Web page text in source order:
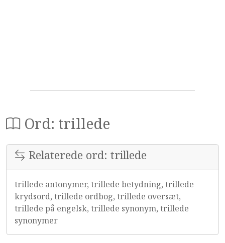
Ord: trillede
Relaterede ord: trillede
trillede antonymer, trillede betydning, trillede
krydsord, trillede ordbog, trillede oversæt,
trillede på engelsk, trillede synonym, trillede
synonymer